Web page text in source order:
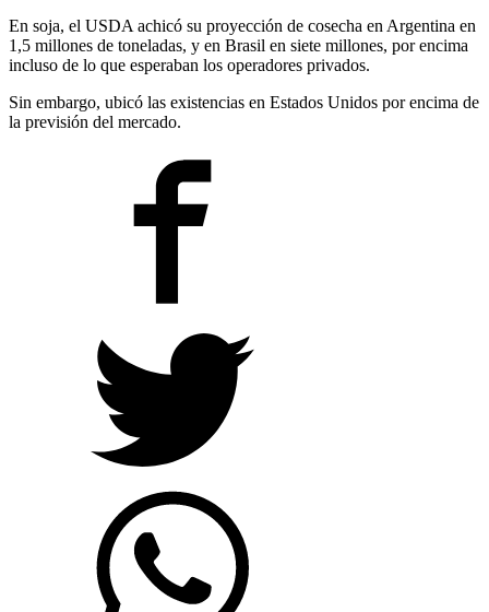
En soja, el USDA achicó su proyección de cosecha en Argentina en
1,5 millones de toneladas, y en Brasil en siete millones, por encima
incluso de lo que esperaban los operadores privados.
Sin embargo, ubicó las existencias en Estados Unidos por encima de
la previsión del mercado.